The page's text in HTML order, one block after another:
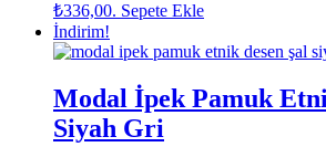
₺336,00. Sepete Ekle
İndirim!
Modal İpek Pamuk
Siyah Gri